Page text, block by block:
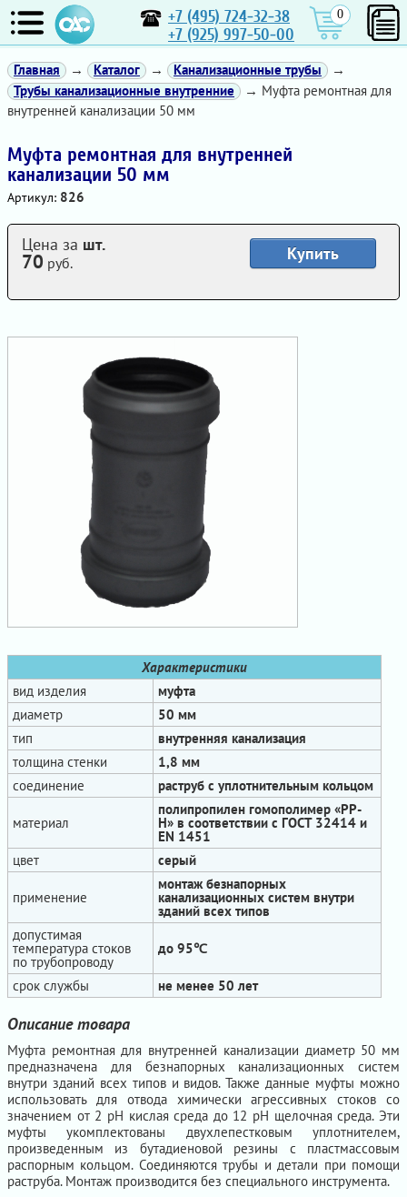
+7 (495) 724-32-38
+7 (925) 997-50-00
0
Главная → Каталог → Канализационные трубы
→
Трубы канализационные внутренние
→ Муфта ремонтная для
внутренней канализации 50 мм
Муфта ремонтная для внутренней
канализации 50 мм
Артикул: 826
Характеристики
вид изделия
муфта
диаметр
50 мм
тип
внутренняя канализация
толщина стенки
1,8 мм
соединение
раструб с уплотнительным кольцом
материал
полипропилен гомополимер «PP-
H» в соответствии с ГОСТ 32414 и
EN 1451
цвет
серый
применение
монтаж безнапорных
канализационных систем внутри
зданий всех типов
допустимая
температура стоков
по трубопроводу
до 95℃
срок службы не менее 50 лет
Купить
Цена за шт.
70 руб.
Описание товара
Муфта ремонтная для внутренней канализации диаметр 50 мм
предназначена для безнапорных канализационных систем
внутри зданий всех типов и видов. Также данные муфты можно
использовать для отвода химически агрессивных стоков со
значением от 2 рН кислая среда до 12 рН щелочная среда. Эти
муфты укомплектованы двухлепестковым уплотнителем,
произведенным из бутадиеновой резины с пластмассовым
распорным кольцом. Соединяются трубы и детали при помощи
раструба. Монтаж производится без специального инструмента.